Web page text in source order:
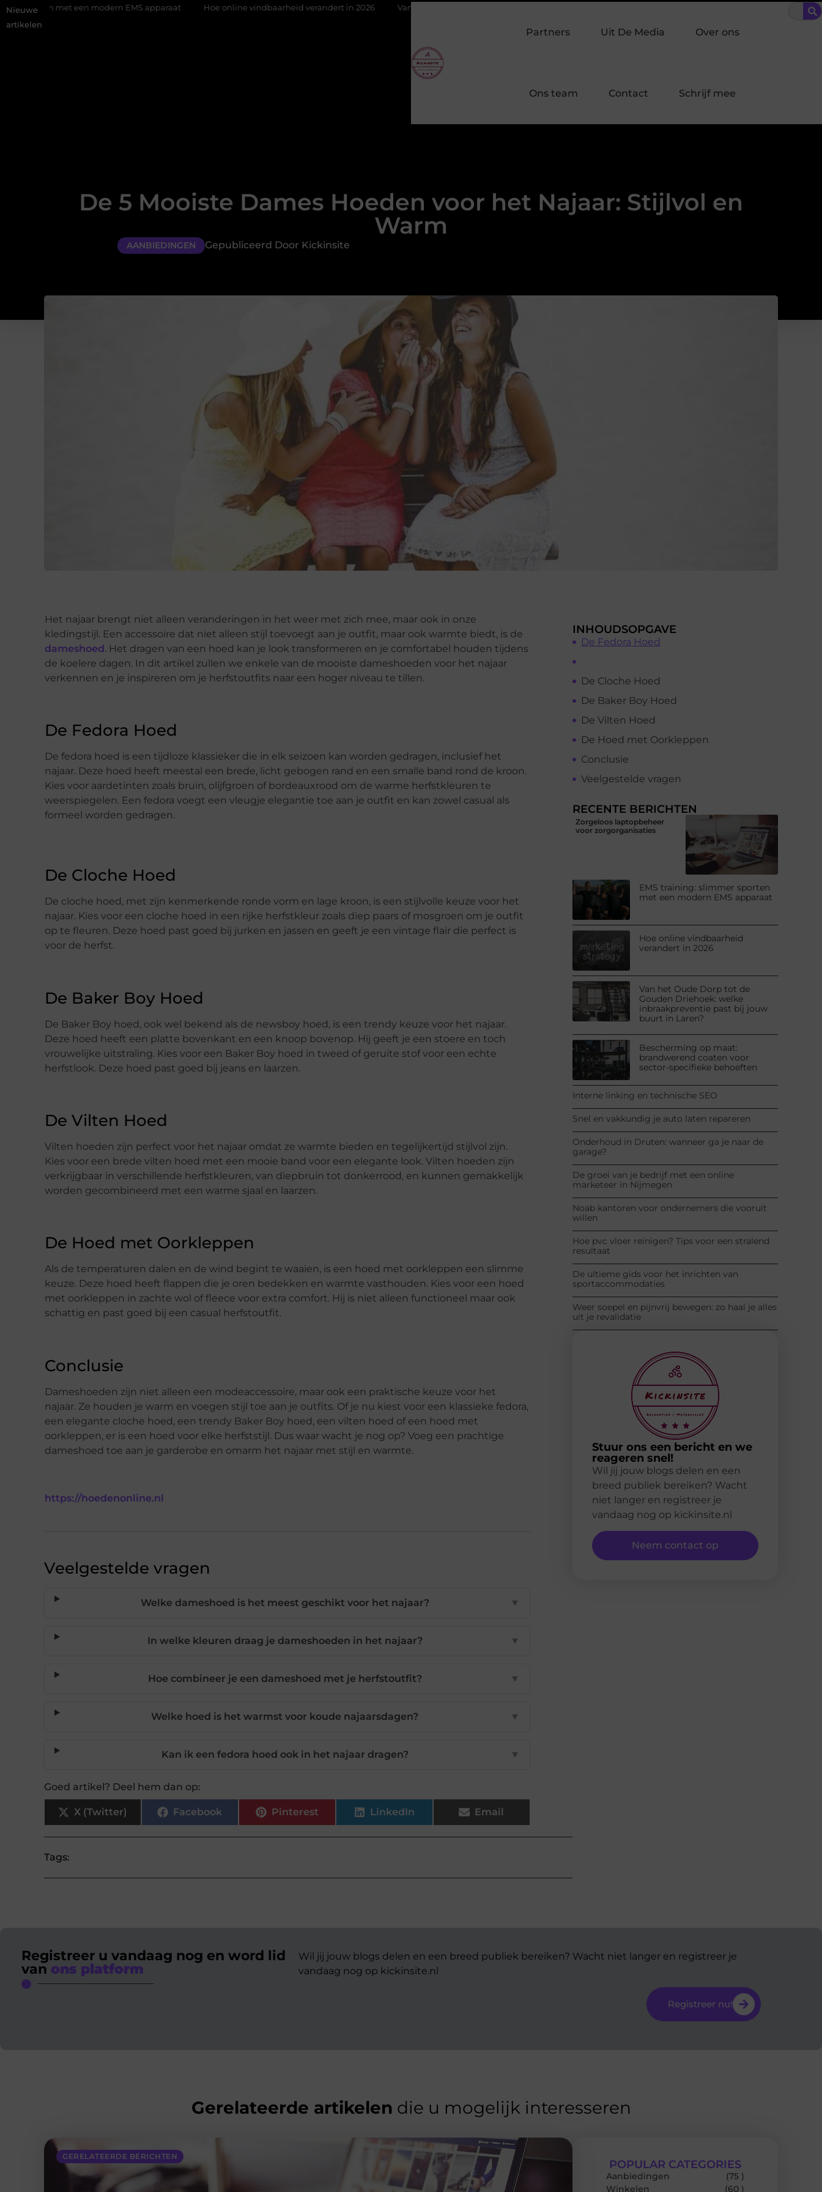
Nieuwe
artikelen
een modern EMS apparaat Hoe online vindbaarheid verandert in 2026 Van het Oude Dorp tot de Gouden Driehoek: welke inbraakpreventie past bij jouw buurt in Laren? Bescherming op
Partners Uit De Media Over ons
Ons team Contact Schrijf mee
De 5 Mooiste Dames Hoeden voor het Najaar: Stijlvol en
Warm
AANBIEDINGEN Gepubliceerd Door Kickinsite
Het najaar brengt niet alleen veranderingen in het weer met zich mee, maar ook in onze
kledingstijl. Een accessoire dat niet alleen stijl toevoegt aan je outfit, maar ook warmte biedt, is de
dameshoed. Het dragen van een hoed kan je look transformeren en je comfortabel houden tijdens
de koelere dagen. In dit artikel zullen we enkele van de mooiste dameshoeden voor het najaar
verkennen en je inspireren om je herfstoutfits naar een hoger niveau te tillen.
De Fedora Hoed
De fedora hoed is een tijdloze klassieker die in elk seizoen kan worden gedragen, inclusief het
najaar. Deze hoed heeft meestal een brede, licht gebogen rand en een smalle band rond de kroon.
Kies voor aardetinten zoals bruin, olijfgroen of bordeauxrood om de warme herfstkleuren te
weerspiegelen. Een fedora voegt een vleugje elegantie toe aan je outfit en kan zowel casual als
formeel worden gedragen.
De Cloche Hoed
De cloche hoed, met zijn kenmerkende ronde vorm en lage kroon, is een stijlvolle keuze voor het
najaar. Kies voor een cloche hoed in een rijke herfstkleur zoals diep paars of mosgroen om je outfit
op te fleuren. Deze hoed past goed bij jurken en jassen en geeft je een vintage flair die perfect is
voor de herfst.
De Baker Boy Hoed
De Baker Boy hoed, ook wel bekend als de newsboy hoed, is een trendy keuze voor het najaar.
Deze hoed heeft een platte bovenkant en een knoop bovenop. Hij geeft je een stoere en toch
vrouwelijke uitstraling. Kies voor een Baker Boy hoed in tweed of geruite stof voor een echte
herfstlook. Deze hoed past goed bij jeans en laarzen.
De Vilten Hoed
Vilten hoeden zijn perfect voor het najaar omdat ze warmte bieden en tegelijkertijd stijlvol zijn.
Kies voor een brede vilten hoed met een mooie band voor een elegante look. Vilten hoeden zijn
verkrijgbaar in verschillende herfstkleuren, van diepbruin tot donkerrood, en kunnen gemakkelijk
worden gecombineerd met een warme sjaal en laarzen.
De Hoed met Oorkleppen
Als de temperaturen dalen en de wind begint te waaien, is een hoed met oorkleppen een slimme
keuze. Deze hoed heeft flappen die je oren bedekken en warmte vasthouden. Kies voor een hoed
met oorkleppen in zachte wol of fleece voor extra comfort. Hij is niet alleen functioneel maar ook
schattig en past goed bij een casual herfstoutfit.
Conclusie
Dameshoeden zijn niet alleen een modeaccessoire, maar ook een praktische keuze voor het
najaar. Ze houden je warm en voegen stijl toe aan je outfits. Of je nu kiest voor een klassieke fedora,
een elegante cloche hoed, een trendy Baker Boy hoed, een vilten hoed of een hoed met
oorkleppen, er is een hoed voor elke herfststijl. Dus waar wacht je nog op? Voeg een prachtige
dameshoed toe aan je garderobe en omarm het najaar met stijl en warmte.
https://hoedenonline.nl
Veelgestelde vragen
Welke dameshoed is het meest geschikt voor het najaar? ▼
In welke kleuren draag je dameshoeden in het najaar? ▼
Hoe combineer je een dameshoed met je herfstoutfit? ▼
Welke hoed is het warmst voor koude najaarsdagen? ▼
Kan ik een fedora hoed ook in het najaar dragen? ▼
Goed artikel? Deel hem dan op:
X (Twitter) Facebook Pinterest LinkedIn Email
Tags:
INHOUDSOPGAVE
De Fedora Hoed
De Cloche Hoed
De Baker Boy Hoed
De Vilten Hoed
De Hoed met Oorkleppen
Conclusie
Veelgestelde vragen
RECENTE BERICHTEN
Zorgeloos laptopbeheer
voor zorgorganisaties
EMS training: slimmer sporten
met een modern EMS apparaat
Hoe online vindbaarheid
verandert in 2026
Van het Oude Dorp tot de
Gouden Driehoek: welke
inbraakpreventie past bij jouw
buurt in Laren?
Bescherming op maat:
brandwerend coaten voor
sector-specifieke behoeften
Interne linking en technische SEO
Snel en vakkundig je auto laten repareren
Onderhoud in Druten: wanneer ga je naar de
garage?
De groei van je bedrijf met een online
marketeer in Nijmegen
Noab kantoren voor ondernemers die vooruit
willen
Hoe pvc vloer reinigen? Tips voor een stralend
resultaat
De ultieme gids voor het inrichten van
sportaccommodaties
Weer soepel en pijnvrij bewegen: zo haal je alles
uit je revalidatie
Stuur ons een bericht en we
reageren snel!
Wil jij jouw blogs delen en een
breed publiek bereiken? Wacht
niet langer en registreer je
vandaag nog op kickinsite.nl
Neem contact op
Registreer u vandaag nog en word lid
van ons platform
Wil jij jouw blogs delen en een breed publiek bereiken? Wacht niet langer en registreer je
vandaag nog op kickinsite.nl
Registreer nu!
Gerelateerde artikelen die u mogelijk interesseren
GERELATEERDE BERICHTEN
POPULAR CATEGORIES
Aanbiedingen
(75 )
Winkelen
(60 )